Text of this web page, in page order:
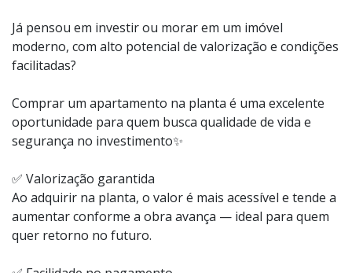
Já pensou em investir ou morar em um imóvel
moderno, com alto potencial de valorização e condições
facilitadas?
Comprar um apartamento na planta é uma excelente
oportunidade para quem busca qualidade de vida e
segurança no investimento✨
✅ Valorização garantida
Ao adquirir na planta, o valor é mais acessível e tende a
aumentar conforme a obra avança — ideal para quem
quer retorno no futuro.